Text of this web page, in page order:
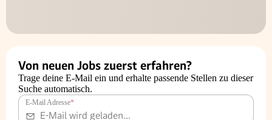
Von neuen Jobs zuerst erfahren?
Trage deine E-Mail ein und erhalte passende Stellen zu dieser
Suche automatisch.
E-Mail Adresse*